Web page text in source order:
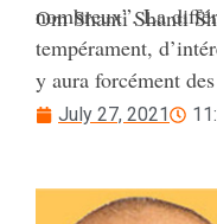
nombreux”. La
tempérament,
y aura forcément
mène au but
Vérité/Félicité/
Om Shanti Shanti
July 27, 2021